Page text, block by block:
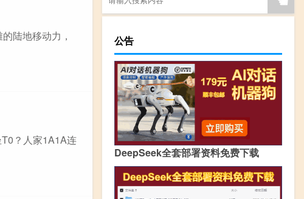
陆地移动力，
？人家1A1A连
公告
DeepSeek全套部署资料免费下载